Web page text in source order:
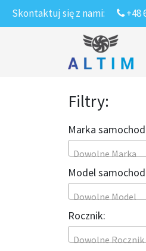
Skontaktuj się z nami: +48
Main Navigation
Filtry:
Marka
Dowolne Marka
Model
Dowolne Model
Rocznik:
Dowolne Rocznik